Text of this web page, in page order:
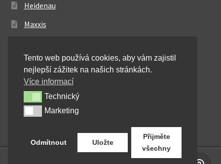
Heidenau
Maxxis
Michelin
Mitas
Pirelli
Shinko
Tento web používá cookies, aby vám zajistil
nejlepší zážitek na našich stránkách.
Více informací
TechnickýTechnický
MarketingMarketing
Odmítnout Uložte
Přijměte
všechny